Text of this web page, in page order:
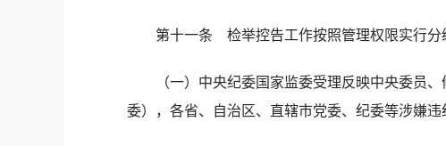
第十一条 检举控告工作按照管理权限实行分
（一）中央纪委国家监委受理反映中央委员、
委），各省、自治区、直辖市党委、纪委等涉嫌